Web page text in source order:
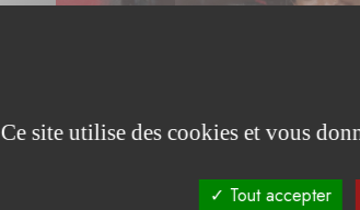
Ce site utilise des cookies et vous
Tout accepter